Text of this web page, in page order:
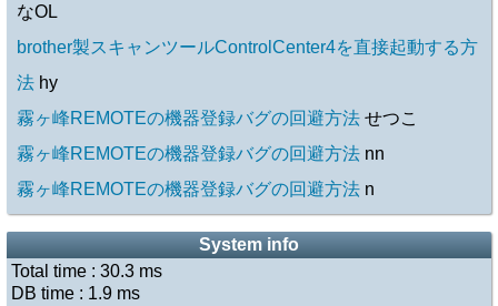
なOL
brother製スキャンツールControlCenter4を直接起動する方
法 hy
霧ヶ峰REMOTEの機器登録バグの回避方法 せつこ
霧ヶ峰REMOTEの機器登録バグの回避方法 nn
霧ヶ峰REMOTEの機器登録バグの回避方法 n
System info
Total time : 30.3 ms
DB time : 1.9 ms